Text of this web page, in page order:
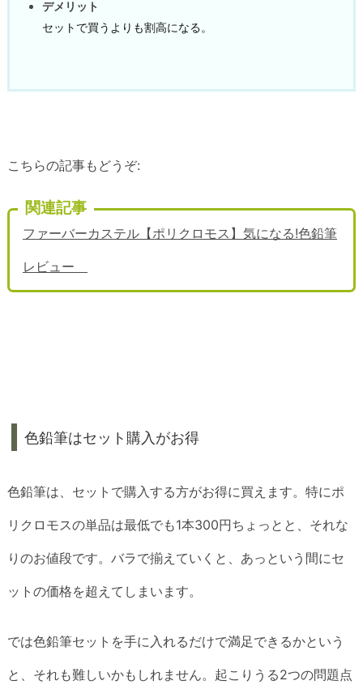
デメリット
セットで買うよりも割高になる。
こちらの記事もどうぞ:
関連記事
ファーバーカステル【ポリクロモス】気になる!色鉛筆
レビュー
色鉛筆はセット購入がお得
色鉛筆は、セットで購入する方がお得に買えます。特にポ
リクロモスの単品は最低でも1本300円ちょっとと、それな
りのお値段です。バラで揃えていくと、あっという間にセ
ットの価格を超えてしまいます。
では色鉛筆セットを手に入れるだけで満足できるかという
と、それも難しいかもしれません。起こりうる2つの問題点